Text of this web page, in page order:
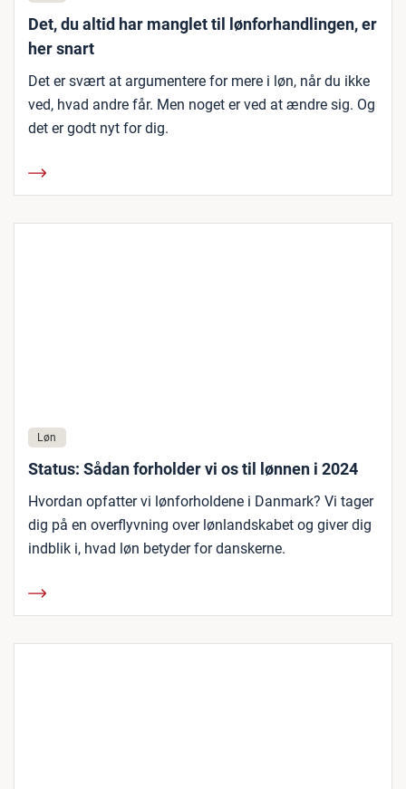
Det, du altid har manglet til lønforhandlingen, er
her snart
Det er svært at argumentere for mere i løn, når du ikke
ved, hvad andre får. Men noget er ved at ændre sig. Og
det er godt nyt for dig.
Løn
Status: Sådan forholder vi os til lønnen i 2024
Hvordan opfatter vi lønforholdene i Danmark? Vi tager
dig på en overflyvning over lønlandskabet og giver dig
indblik i, hvad løn betyder for danskerne.